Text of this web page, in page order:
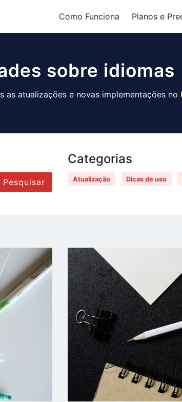
Como Funciona Planos e
sobre idiomas
as atualizações e novas implementações no
Pesquisar
Categorias
Atualização Dicas de uso